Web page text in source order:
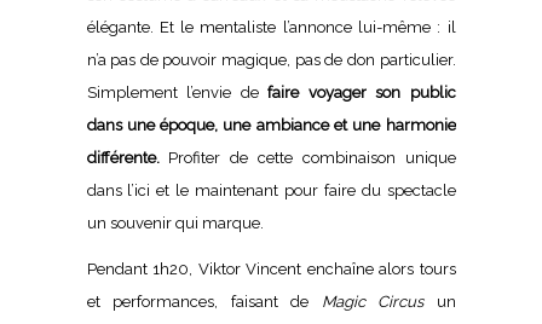
élégante. Et le mentaliste l’annonce lui-même : il
n’a pas de pouvoir magique, pas de don particulier.
Simplement l’envie de faire voyager son public
dans une époque, une ambiance et une harmonie
différente. Profiter de cette combinaison unique
dans l’ici et le maintenant pour faire du spectacle
un souvenir qui marque.
Pendant 1h20, Viktor Vincent enchaîne alors tours
et performances, faisant de Magic Circusun